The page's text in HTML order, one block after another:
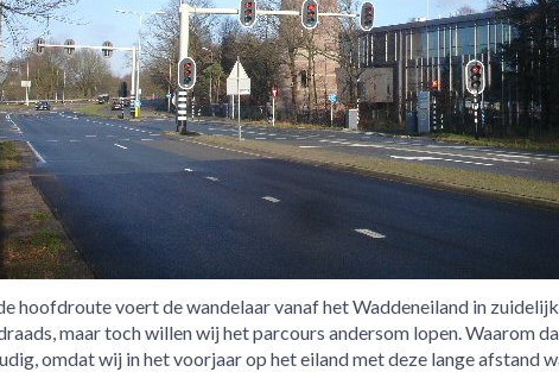
hoofdroute voert de wandelaar vanaf het Waddeneiland in
maar toch willen wij het parcours andersom lopen. Waarom
omdat wij in het voorjaar op het eiland met deze lange afstand